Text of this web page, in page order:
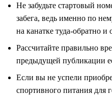
Не забудьте стартовый
забега, ведь именно по
на канатке туда-обратно
Рассчитайте правильно
предыдущей публикации
Если вы не успели
спортивного питания для